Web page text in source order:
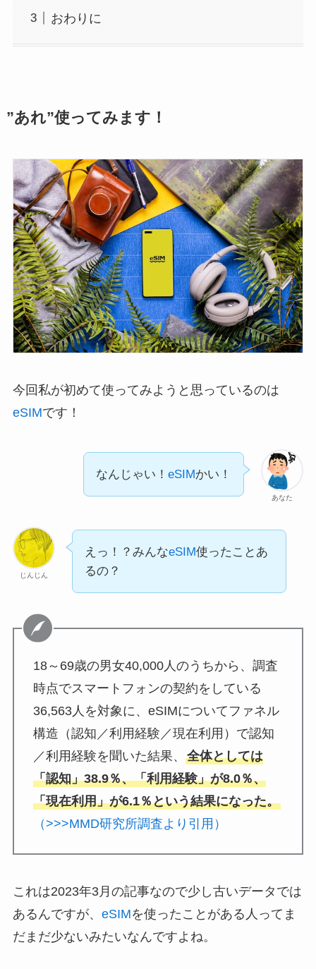
おわりに
”あれ”使ってみます！
今回私が初めて使ってみようと思っているのは
eSIMです！
あなた
なんじゃい！eSIMかい！
じんじん
えっ！？みんなeSIM使ったことあ
るの？
18～69歳の男女40,000人のうちから、調査
時点でスマートフォンの契約をしている
36,563人を対象に、eSIMについてファネル
構造（認知／利用経験／現在利用）で認知
／利用経験を聞いた結果、 全体としては
「認知」38.9％、「利用経験」が8.0％、
「現在利用」が6.1％という結果になった。
（>>>MMD研究所調査より引用）
これは2023年3月の記事なので少し古いデータでは
あるんですが、 eSIMを使ったことがある人ってま
だまだ少ないみたいなんですよね。